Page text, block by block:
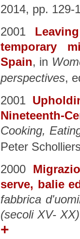
2014, pp. 129-
2001
temporary
Spain, in
perspectives,
2001
Nineteenth-
Cooking,
Peter
2000
serve, balie
fabbrica
(secoli XV- XX)
+